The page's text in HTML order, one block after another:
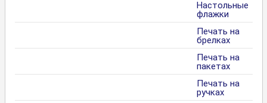
Настольные
флажки
Печать на
брелках
Печать на
пакетах
Печать на
ручках